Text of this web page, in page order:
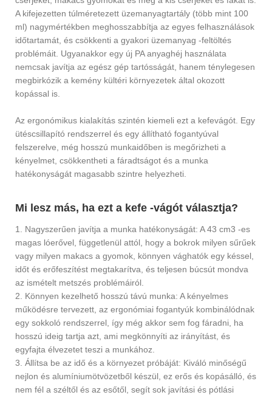
A kifejezetten túlméretezett üzemanyagtartály (több mint 100
ml) nagymértékben meghosszabbítja az egyes felhasználások
időtartamát, és csökkenti a gyakori üzemanyag -feltöltés
problémáit. Ugyanakkor egy új PA anyaghéj használata
nemcsak javítja az egész gép tartósságát, hanem ténylegesen
megbirkózik a kemény kültéri környezetek által okozott
kopással is.
Az ergonómikus kialakítás szintén kiemeli ezt a kefevágót. Egy
ütéscsillapító rendszerrel és egy állítható fogantyúval
felszerelve, még hosszú munkaidőben is megőrizheti a
kényelmet, csökkentheti a fáradtságot és a munka
hatékonyságát magasabb szintre helyezheti.
Mi lesz más, ha ezt a kefe -vágót választja?
1. Nagyszerűen javítja a munka hatékonyságát: A 43 cm3 -es
magas lóerővel, függetlenül attól, hogy a bokrok milyen sűrűek
vagy milyen makacs a gyomok, könnyen vághatók egy késsel,
időt és erőfeszítést megtakarítva, és teljesen búcsút mondva
az ismételt metszés problémáiról.
2. Könnyen kezelhető hosszú távú munka: A kényelmes
működésre tervezett, az ergonómiai fogantyúk kombinálódnak
egy sokkoló rendszerrel, így még akkor sem fog fáradni, ha
hosszú ideig tartja azt, ami megkönnyíti az irányítást, és
egyfajta élvezetet teszi a munkához.
3. Állítsa be az idő és a környezet próbáját: Kiváló minőségű
nejlon és alumíniumötvözetből készül, ez erős és kopásálló, és
nem fél a széltől és az esőtől, segít sok javítási és pótlási